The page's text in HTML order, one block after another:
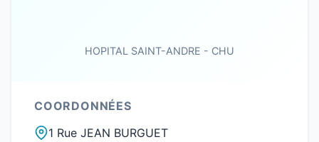
HOPITAL SAINT-ANDRE - CHU
COORDONNÉES
1 Rue JEAN BURGUET